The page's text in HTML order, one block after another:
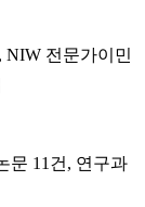
NIW 전문가이민
문 11건, 연구과